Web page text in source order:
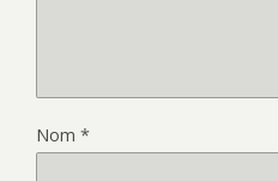
Nom *